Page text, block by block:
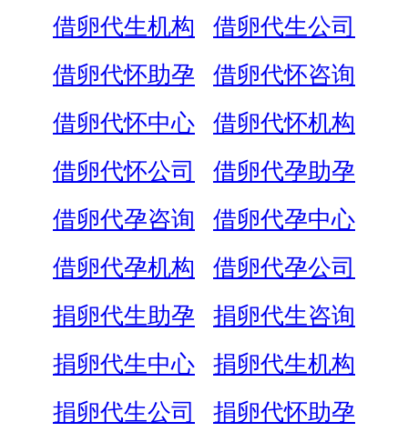
借卵代生机构
借卵代生公司
借卵代怀助孕
借卵代怀咨询
借卵代怀中心
借卵代怀机构
借卵代怀公司
借卵代孕助孕
借卵代孕咨询
借卵代孕中心
借卵代孕机构
借卵代孕公司
捐卵代生助孕
捐卵代生咨询
捐卵代生中心
捐卵代生机构
捐卵代生公司
捐卵代怀助孕